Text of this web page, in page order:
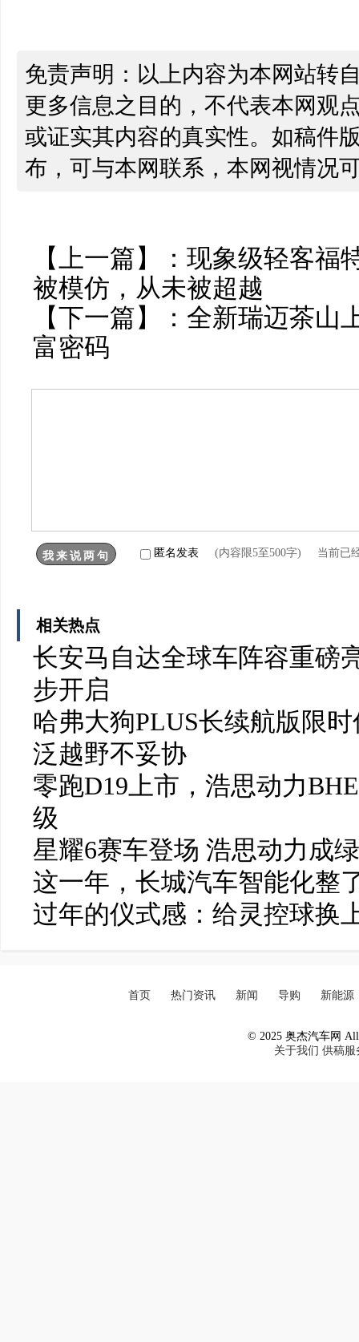
免责声明：以上内容为本网站转
更多信息之目的，不代表本网观
或证实其内容的真实性。如稿件
布，可与本网联系，本网视情况
【上一篇】： 现象级轻客福
被模仿，从未被超越
【下一篇】： 全新瑞迈茶山
富密码
匿名发表 (内容限5至500字) 当前已
相关热点
长安马自达全球车阵容重磅
步开启
哈弗大狗PLUS长续航版限
泛越野不妥协
零跑D19上市，浩思动力
级
星耀6赛车登场 浩思动力成
这一年，长城汽车智能化整
过年的仪式感：给灵控球换
首页 热门资讯 新闻 导购 新能源
© 2025 奥杰汽车网 All
关于我们 供稿服